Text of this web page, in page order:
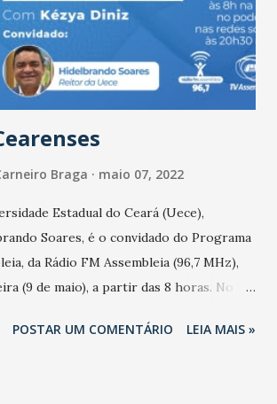
Internacional da Lusofonia
no Programa Associado de Pós-
UFC-Unilab e integrante do
e da Educação das Relações
Braga maio 07, 2022
Estadual do Ceará (Uece),
Soares, é o convidado do Programa
da Rádio FM Assembleia (96,7 MHz),
(9 de maio), a partir das 8 horas. No
vai abordar o processo de ampliação
POSTAR UM COMENTÁRIO LEIA MAIS »